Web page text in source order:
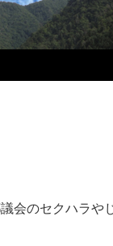
会のセクハラやじ